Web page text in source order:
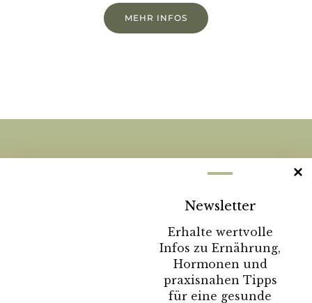
MEHR INFOS
Newsletter
Erhalte wertvolle
Infos zu Ernährung,
Hormonen und
praxisnahen Tipps
für eine gesunde
DU WILLST MEHR WISSEN?
Sende mir deine
Nachricht:
KONTAKTFORMULAR